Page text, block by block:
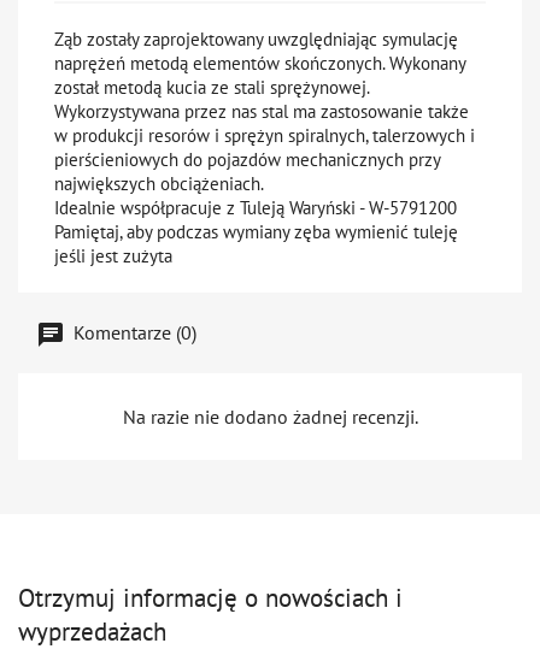
Ząb zostały zaprojektowany uwzględniając symulację
naprężeń metodą elementów skończonych. Wykonany
został metodą kucia ze stali sprężynowej.
Wykorzystywana przez nas stal ma zastosowanie także
w produkcji resorów i sprężyn spiralnych, talerzowych i
pierścieniowych do pojazdów mechanicznych przy
największych obciążeniach.
Idealnie współpracuje z Tuleją Waryński - W-5791200
Pamiętaj, aby podczas wymiany zęba wymienić tuleję
jeśli jest zużyta
Komentarze (0)
Na razie nie dodano żadnej recenzji.
Otrzymuj informację o nowościach i
wyprzedażach